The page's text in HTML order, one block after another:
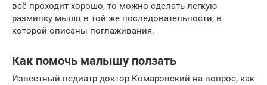
всё проходит хорошо, то можно сделать легкую
разминку мышц в той же последовательности, в
которой описаны поглаживания.
Как помочь малышу ползать
Известный педиатр доктор Комаровский на вопрос, как